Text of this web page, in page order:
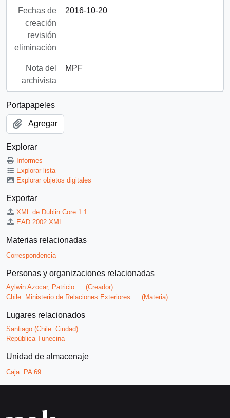
Fechas de
creación
revisión
eliminación
2016-10-20
Nota del
archivista
MPF
Portapapeles
Agregar
Explorar
Informes
Explorar lista
Explorar objetos digitales
Exportar
XML de Dublin Core 1.1
EAD 2002 XML
Materias relacionadas
Correspondencia
Personas y organizaciones relacionadas
Aylwin Azocar, Patricio
(Creador)
Chile. Ministerio de Relaciones Exteriores
(Materia)
Lugares relacionados
Santiago (Chile: Ciudad)
República Tunecina
Unidad de almacenaje
Caja: PA 69